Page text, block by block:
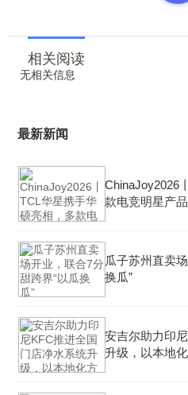
相关阅读
无相关信息
最新新闻
ChinaJoy2026
款电竞明星产
瓜子苏州直卖
换瓜”
安吉尔助力印
升级，以本地